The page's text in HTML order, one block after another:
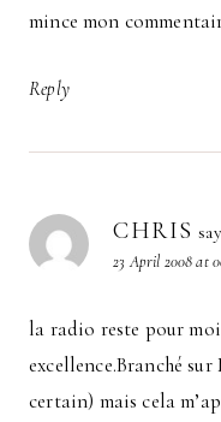
mince mon
Reply
CHRIS
23 April 2008 at
la radio reste pour
excellence.Branché
certain) mais cela